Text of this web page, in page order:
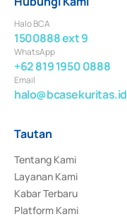
Halo BCA
1500888 ext 9
WhatsApp
+62 819 1950 0888
Email
halo@bcasekuritas.id
Tautan
Tentang Kami
Layanan Kami
Kabar Terbaru
Platform Kami